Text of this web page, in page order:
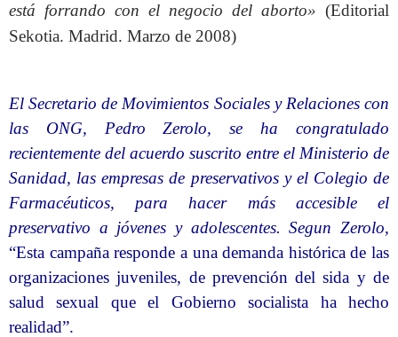
está forrando con el negocio del aborto» (Editorial
Sekotia. Madrid. Marzo de 2008)
El Secretario de Movimientos Sociales y Relaciones con
las ONG, Pedro Zerolo, se ha congratulado
recientemente del acuerdo suscrito entre el Ministerio de
Sanidad, las empresas de preservativos y el Colegio de
Farmacéuticos, para hacer más accesible el
preservativo a jóvenes y adolescentes. Segun Zerolo,
“Esta campaña responde a una demanda histórica de las
organizaciones juveniles, de prevención del sida y de
salud sexual que el Gobierno socialista ha hecho
realidad”.